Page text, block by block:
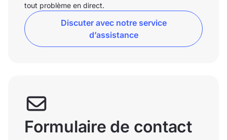
tout problème en direct.
Discuter avec notre service
d’assistance
Formulaire de contact